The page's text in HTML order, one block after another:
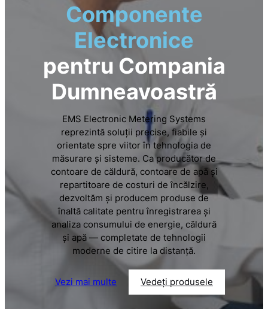
Componente
Electronice
pentru Compania
Dumneavoastră
EMS Electronic Metering Systems
reprezintă soluții precise, fiabile și
orientate spre viitor în tehnologia de
măsurare și sisteme. Ca producător de
contoare de căldură, contoare de apă și
repartitoare de costuri de încălzire,
dezvoltăm și producem produse de
înaltă calitate pentru înregistrarea și
analiza consumului de energie, căldură
și apă — completate de tehnologii
moderne de citire la distanță.
Vezi mai multe Vedeți produsele